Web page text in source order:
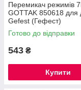
Перемикач режимів
GOTTAK 850618 для
Gefest (Гефест)
Готово до відправки
543 ₴
Купити